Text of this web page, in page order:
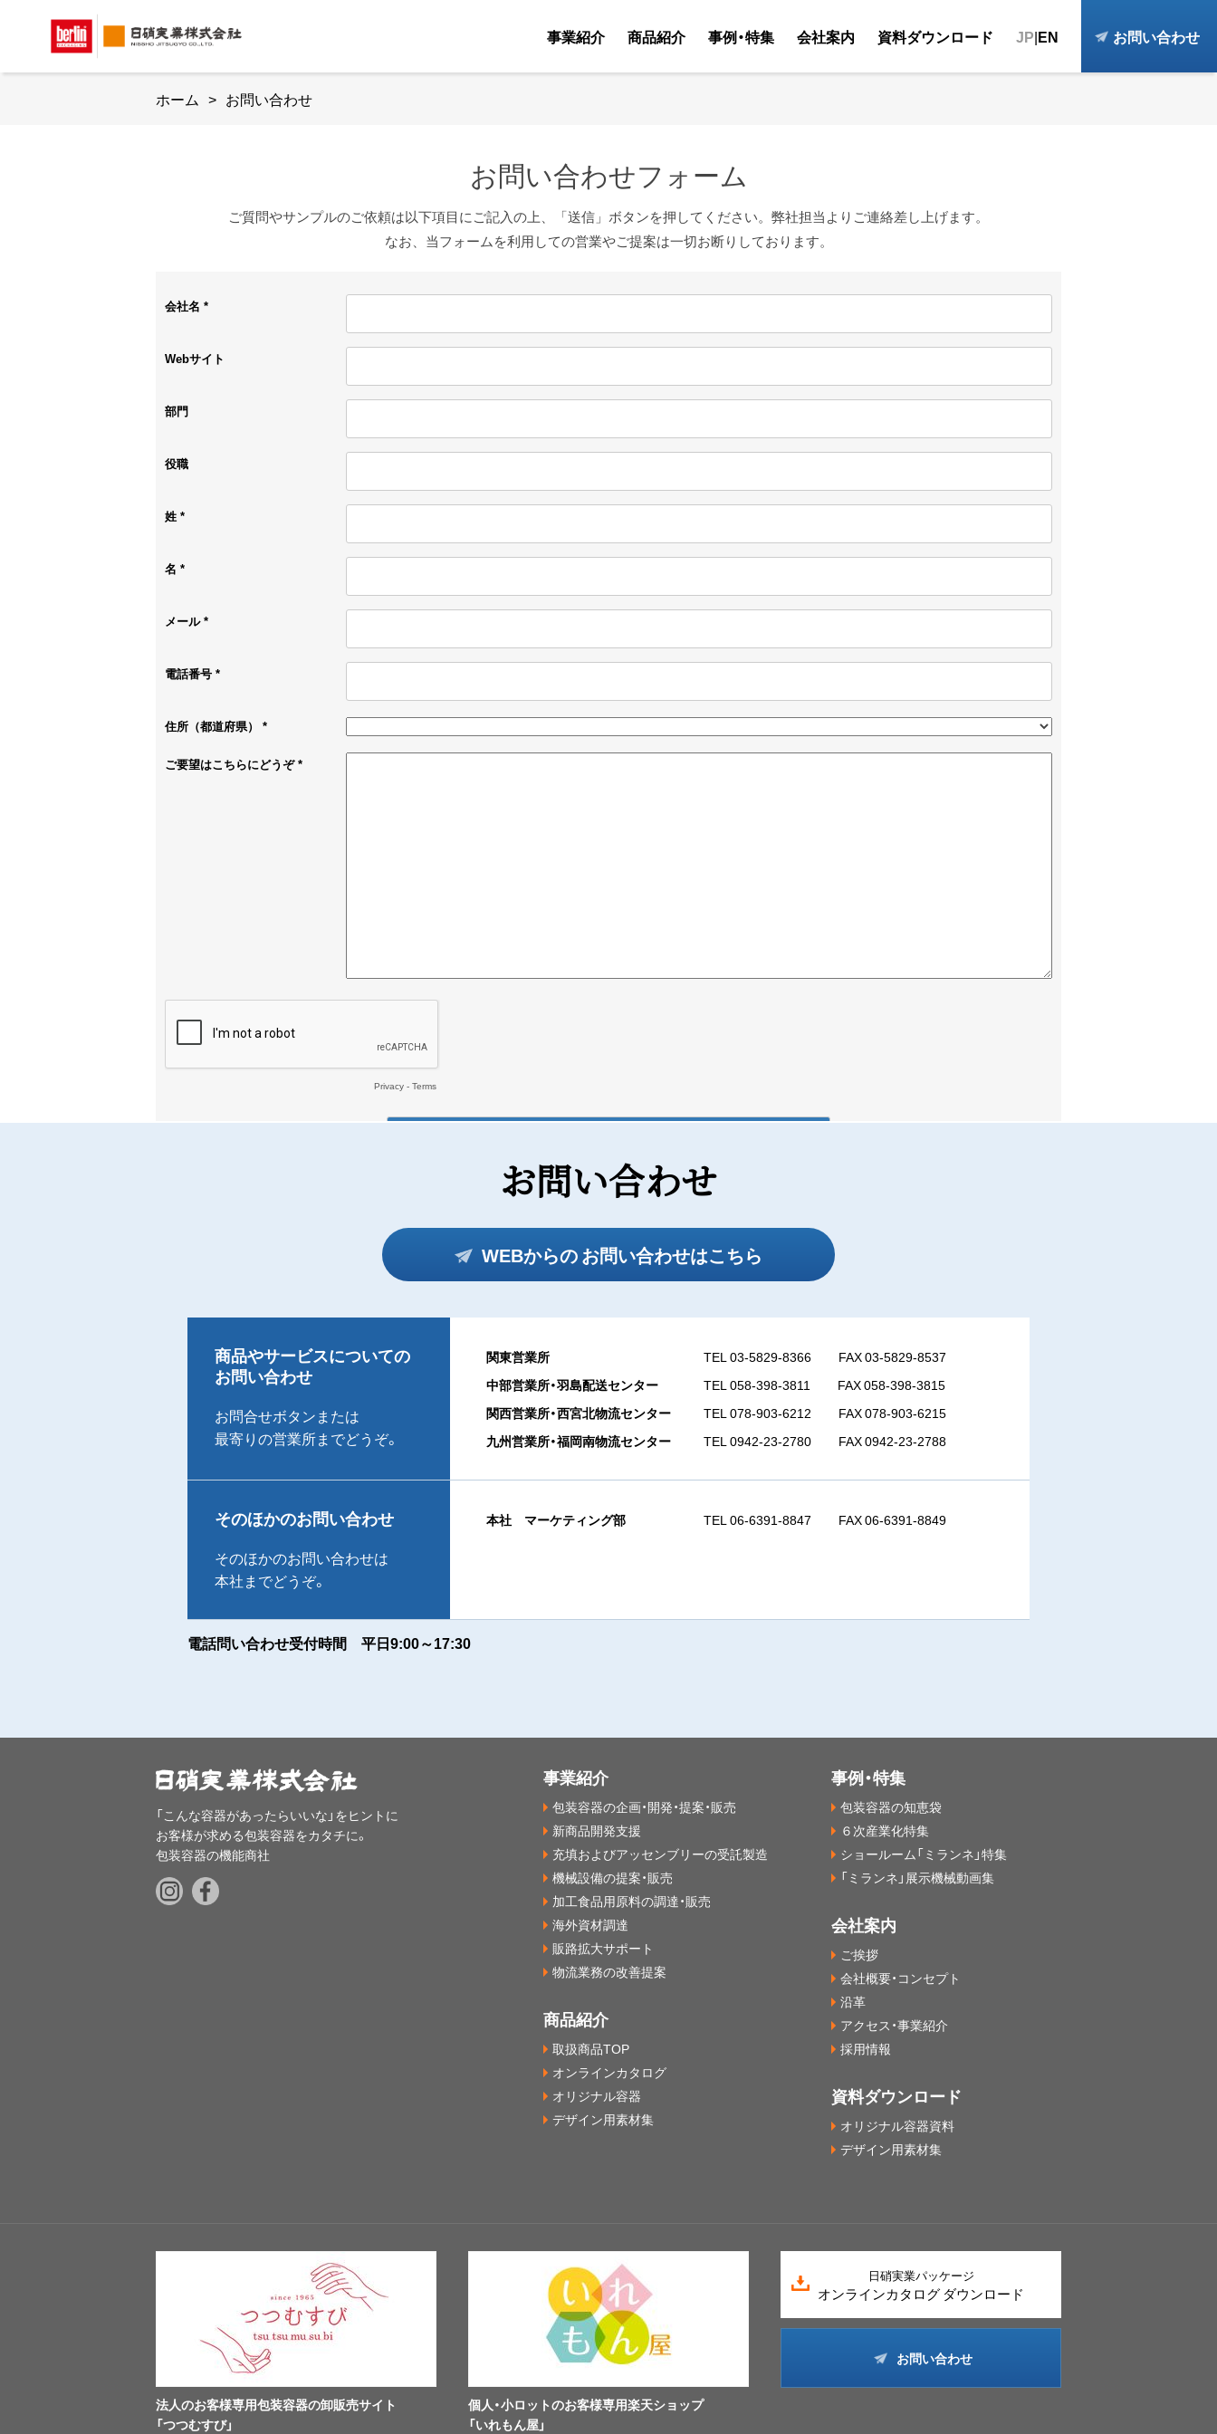
事業紹介
加工食品用原料の調達・販売
商品紹介
オリジナル容器資料
事例・特集
ショールーム「ミランネ」特集
会社案内
沿革
資料ダウンロード JP|EN お問い合わせ
ホーム お問い合わせ
お問い合わせ
WEBからのお問い合わせはこちら
商品やサービスについての
お問い合わせ
お問合せボタンまたは
最寄りの営業所までどうぞ。
関東営業所 TEL 03-5829-8366
FAX 03-5829-8537
中部営業所・羽島配送センター
TEL 058-398-3811
FAX 058-398-3815
関西営業所・西宮北物流センター
TEL 078-903-6212
FAX 078-903-6215
九州営業所・福岡南物流センター
TEL 0942-23-2780 FAX 0942-23-2788
そのほかのお問い合わせ
そのほかのお問い合わせは
本社までどうぞ。
本社 マーケティング部 TEL 06-6391-8847 FAX 06-6391-8849
電話問い合わせ受付時間 平日9:00～17:30
「こんな容器があったらいいな」をヒントに
お客様が求める包装容器をカタチに。
包装容器の機能商社
事業紹介
包装容器の企画・開発・提案・販売
新商品開発支援
充填およびアッセンブリーの受託製造
機械設備の提案・販売
加工食品用原料の調達・販売
海外資材調達
販路拡大サポート
物流業務の改善提案
商品紹介
取扱商品TOP
オンラインカタログ
オリジナル容器
デザイン用素材集
事例・特集
包装容器の知恵袋
６次産業化特集
ショールーム「ミランネ」特集
「ミランネ」展示機械動画集
会社案内
ご挨拶
会社概要・コンセプト
沿革
アクセス・事業紹介
採用情報
資料ダウンロード
オリジナル容器資料
デザイン用素材集
法人のお客様専用包装容器の卸販売サイト
「つつむすび」
個人・小ロットのお客様専用楽天ショップ
「いれもん屋」
日硝実業パッケージ
オンラインカタログ ダウンロード
お問い合わせ